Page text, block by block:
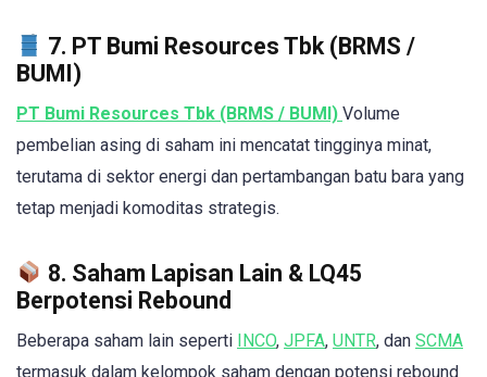
7. PT Bumi Resources Tbk (BRMS /
BUMI)
PT Bumi Resources Tbk (BRMS / BUMI) Volume
pembelian asing di saham ini mencatat tingginya minat,
terutama di sektor energi dan pertambangan batu bara yang
tetap menjadi komoditas strategis.
8. Saham Lapisan Lain & LQ45
Berpotensi Rebound
Beberapa saham lain seperti INCO, JPFA, UNTR, dan SCMA
termasuk dalam kelompok saham dengan potensi rebound